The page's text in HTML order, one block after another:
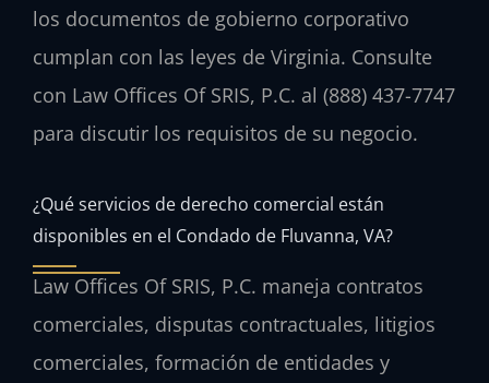
los documentos de gobierno corporativo
cumplan con las leyes de Virginia. Consulte
con Law Offices Of SRIS, P.C. al (888) 437-7747
para discutir los requisitos de su negocio.
¿Qué servicios de derecho comercial están
disponibles en el Condado de Fluvanna, VA?
Law Offices Of SRIS, P.C. maneja contratos
comerciales, disputas contractuales, litigios
comerciales, formación de entidades y